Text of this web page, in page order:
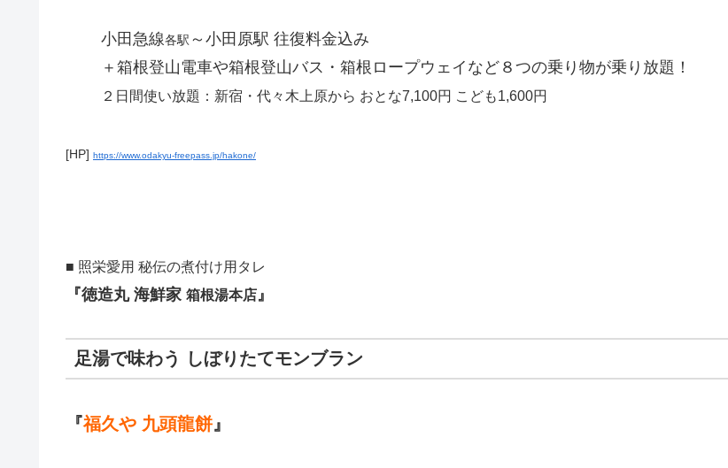
小田急線各駅 ～小田原駅 往復料金込み
＋箱根登山電車や箱根登山バス・箱根ロープウェイなど８つの乗り物が乗り放題！
２日間使い放題：新宿・代々木上原から おとな7,100円 こども1,600円
[HP] https://www.odakyu-freepass.jp/hakone/
■ 照栄愛用 秘伝の煮付け用タレ
『徳造丸 海鮮家 箱根湯本店』
足湯で味わう しぼりたてモンブラン
『福久や 九頭龍餅』